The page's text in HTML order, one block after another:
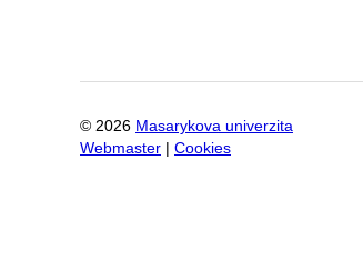
© 2026 Masarykova univerzita
Webmaster
Cookies